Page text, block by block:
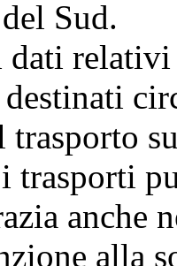
Sud.
relativi
destinati
trasporti
anche
alla